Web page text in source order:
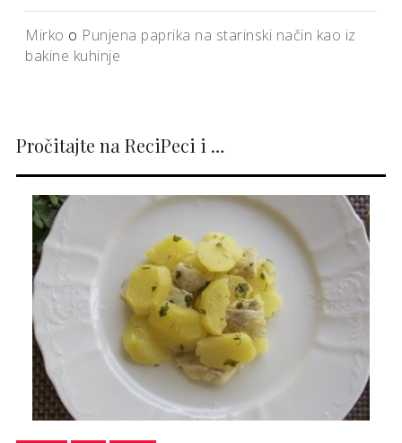
Mirko o Punjena paprika na starinski način kao iz
bakine kuhinje
Pročitajte na ReciPeci i …